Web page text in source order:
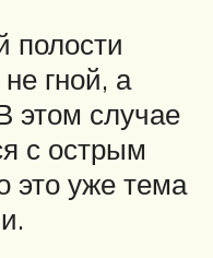
полости
гной, а
этом случае
с острым
это уже тема